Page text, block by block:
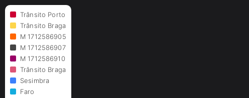
Trânsito Porto
Trânsito Braga
M 1712586905
M 1712586907
M 1712586910
Trânsito Braga
Sesimbra
Faro